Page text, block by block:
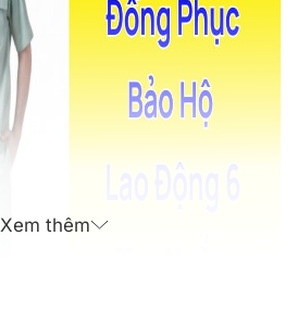
Xem thêm